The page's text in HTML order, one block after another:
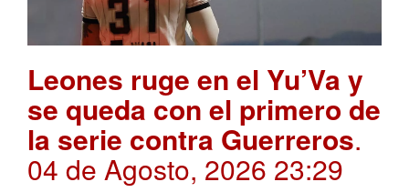
Leones ruge en el Yu’Va y
se queda con el primero de
la serie contra Guerreros.
04 de Agosto, 2026 23:29